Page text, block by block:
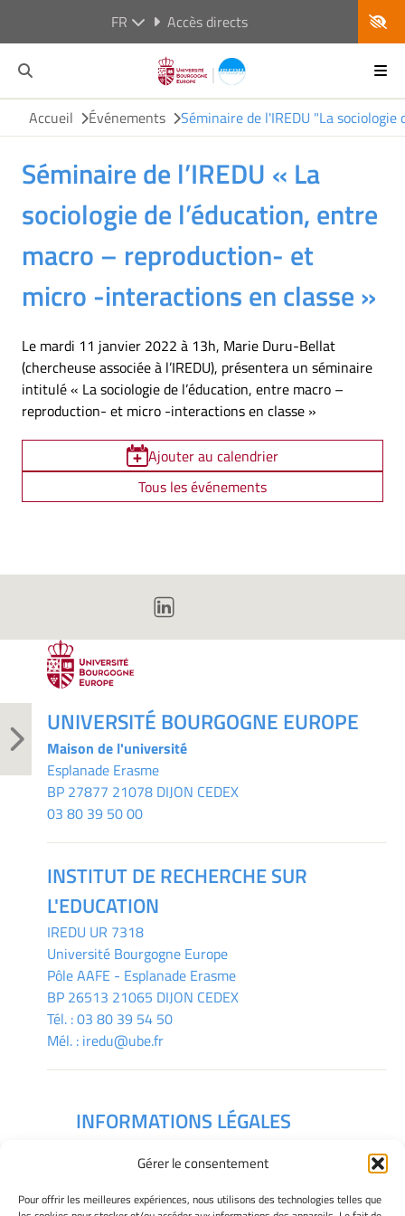
Gérer le consentement
Pour offrir les meilleures expériences, nous utilisons des technologies telles que
FR Accès directs
Accueil Événements Séminaire de l'IREDU "La
Séminaire de l’IREDU « La
sociologie de l’éducation, entre
macro – reproduction- et
micro -interactions en classe »
Le mardi 11 janvier 2022 à 13h, Marie Duru-Bellat
(chercheuse associée à l’IREDU), présentera un séminaire
intitulé « La sociologie de l’éducation, entre macro –
reproduction- et micro -interactions en classe »
Ajouter au calendrier
Tous les événements
UNIVERSITÉ BOURGOGNE EUROPE
Maison de l'université
Esplanade Erasme
BP 27877 21078 DIJON CEDEX
03 80 39 50 00
INSTITUT DE RECHERCHE SUR
L'EDUCATION
IREDU UR 7318
Université Bourgogne Europe
Pôle AAFE - Esplanade Erasme
BP 26513 21065 DIJON CEDEX
Tél. :03 80 39 54 50
Mél. : iredu@ube.fr
INFORMATIONS LÉGALES
Gérer mes cookies
Déclaration de confidentialité